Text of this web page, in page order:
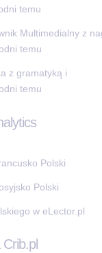
temu
Multimedialny z
temu
z gramatyką i
temu
Polski
Polski
w eLector.pl